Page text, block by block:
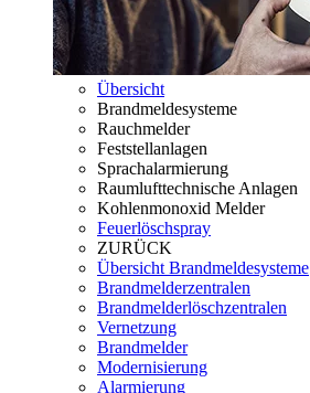
Übersicht
Brandmeldesysteme
Rauchmelder
Feststellanlagen
Sprachalarmierung
Raumlufttechnische Anlagen
Kohlenmonoxid Melder
Feuerlöschspray
ZURÜCK
Übersicht Brandmeldesysteme
Brandmelderzentralen
Brandmelderlöschzentralen
Vernetzung
Brandmelder
Modernisierung
Alarmierung